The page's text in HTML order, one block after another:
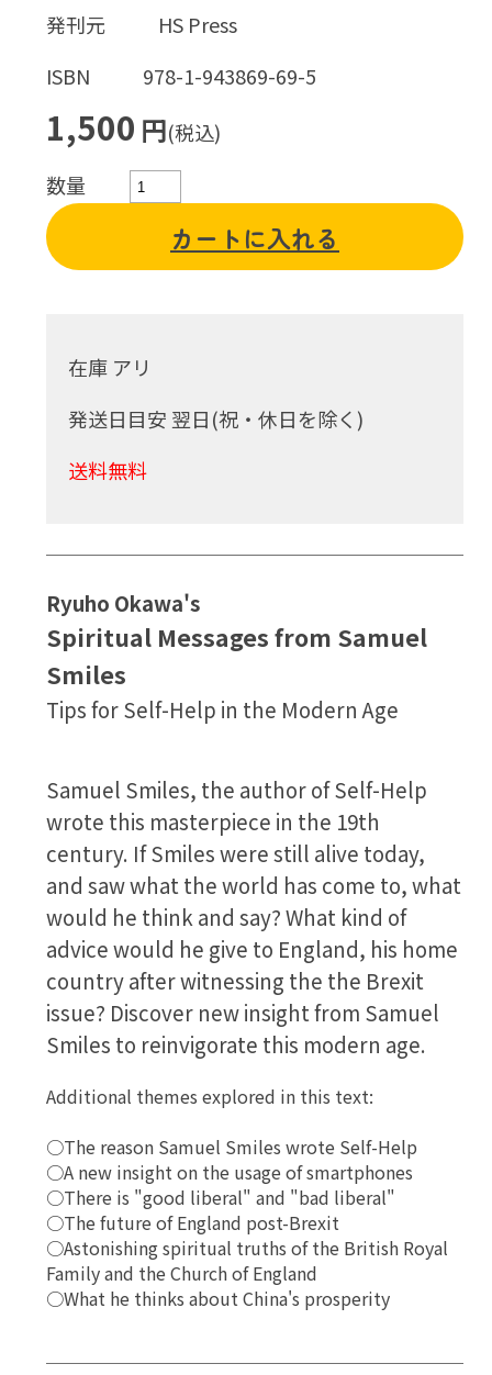
発刊元
HS Press
ISBN
978-1-943869-69-5
1,500 円(税込)
数量
カートに入れる
在庫 アリ
発送日目安 翌日(祝・休日を除く)
送料無料
Ryuho Okawa's
Spiritual Messages from Samuel
Smiles
Tips for Self-Help in the Modern Age
Samuel Smiles, the author ofSelf-Help
wrote this masterpiece in the 19th
century. If Smiles were still alive today,
and saw what the world has come to, what
would he think and say? What kind of
advice would he give to England, his home
country after witnessing the the Brexit
issue? Discover new insight from Samuel
Smiles to reinvigorate this modern age.
Additional themes explored in this text:
○The reason Samuel Smiles wrote Self-Help
○A new insight on the usage of smartphones
○There is "good liberal" and "bad liberal"
○The future of England post-Brexit
○Astonishing spiritual truths of the British Royal
Family and the Church of England
○What he thinks about China's prosperity